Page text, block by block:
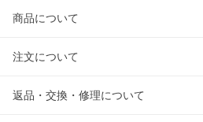
商品について
注文について
返品・交換・修理について